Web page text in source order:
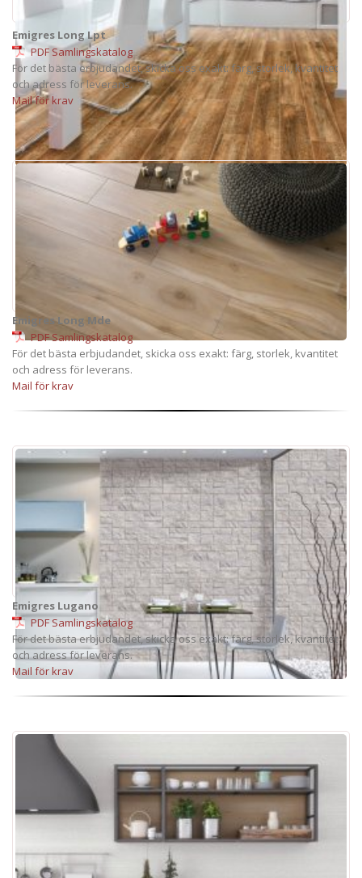
Emigres Long Lpt
PDF Samlingskatalog
För det bästa erbjudandet, skicka oss exakt: färg, storlek, kvantitet
och adress för leverans.
Mail för krav
Emigres Long Mde
PDF Samlingskatalog
För det bästa erbjudandet, skicka oss exakt: färg, storlek, kvantitet
och adress för leverans.
Mail för krav
Emigres Lugano
PDF Samlingskatalog
För det bästa erbjudandet, skicka oss exakt: färg, storlek, kvantitet
och adress för leverans.
Mail för krav